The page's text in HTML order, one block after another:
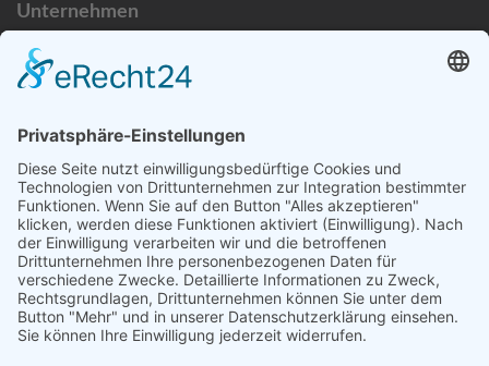
Unternehmen
Datenschutzerklärung
Impressum
Newsletteranmeldung